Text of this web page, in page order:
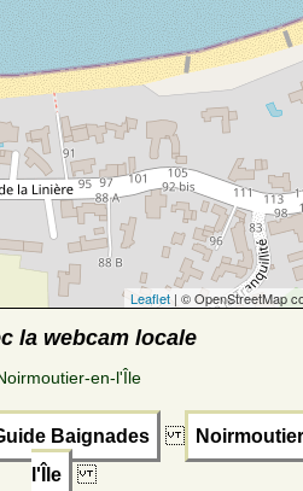
Leaflet | © OpenStreetMap
la webcam locale
en-l'Île
Baignades
l'Île